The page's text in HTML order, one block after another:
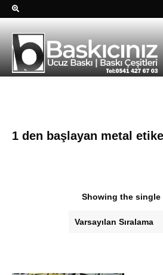
1 den başlayan metal
Showing the single